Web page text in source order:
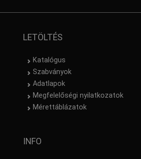
LETÖLTÉS
Katalógus
Szabványok
Adatlapok
Megfelelőségi nyilatkozatok
Mérettáblázatok
INFO